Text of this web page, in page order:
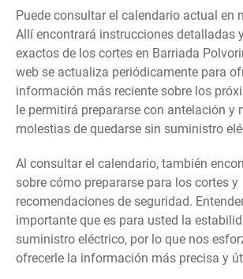
Puede consultar el calendario actual en
Allí encontrará instrucciones detalladas
exactos de los cortes en Barriada
web se actualiza periódicamente para
información más reciente sobre los
le permitirá prepararse con antelación y
molestias de quedarse sin suministro
Al consultar el calendario, también
sobre cómo prepararse para los cortes y
recomendaciones de seguridad.
importante que es para usted la
suministro eléctrico, por lo que nos
ofrecerle la información más precisa y